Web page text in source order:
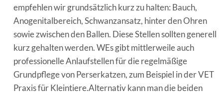
empfehlen wir grundsätzlich kurz zu halten: Bauch,
Anogenitalbereich, Schwanzansatz, hinter den Ohren
sowie zwischen den Ballen. Diese Stellen sollten generell
kurz gehalten werden. WEs gibt mittlerweile auch
professionelle Anlaufstellen für die regelmäßige
Grundpflege von Perserkatzen, zum Beispiel in der VET
Praxis für Kleintiere.Alternativ kann man die beiden